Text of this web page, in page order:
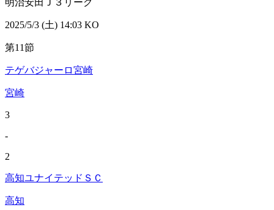
明治安田Ｊ３リーグ
2025/5/3 (土) 14:03 KO
第11節
テゲバジャーロ宮崎
宮崎
3
-
2
高知ユナイテッドＳＣ
高知